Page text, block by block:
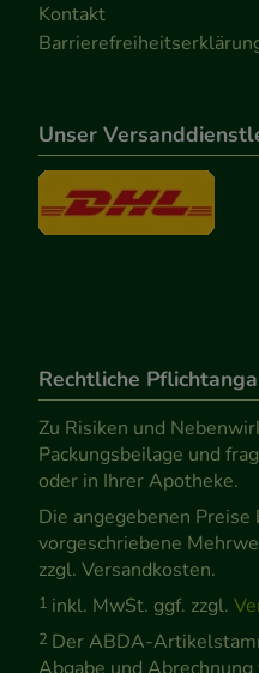
Kontakt
Unser
Rechtliche
Zu Risiken und
Packungsbeilage und
oder in Ihrer Apotheke.
Die angegebenen
vorgeschriebene
zzgl. Versandkosten.
1 inkl. MwSt. ggf. zzgl.
2 Der ABDA-